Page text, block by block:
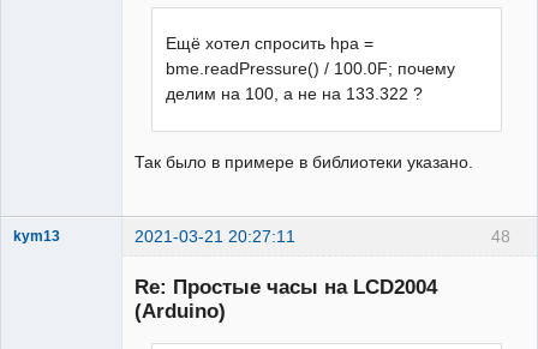
v1);lcd.createChar(2,
v3);lcd.createChar(4,
v4);lcd.createChar(5,
v5);lcd.createChar(6,
v6);lcd.createChar(7,
v7);lcd.createChar(8, v8);
   void loop(){
    if(DateTime.second==0)
{temp.requestTemperatures();}
    if(DateTime.second==15){t1 =
Ещё хотел спросить hpa =
bme.readPressure() / 100.0F; почему
делим на 100, а не на 133.322 ?
Так было в примере в библиотеки указано.
48
kym13 2021-03-21 20:27:11
Re: Простые часы на LCD2004
(Arduino)